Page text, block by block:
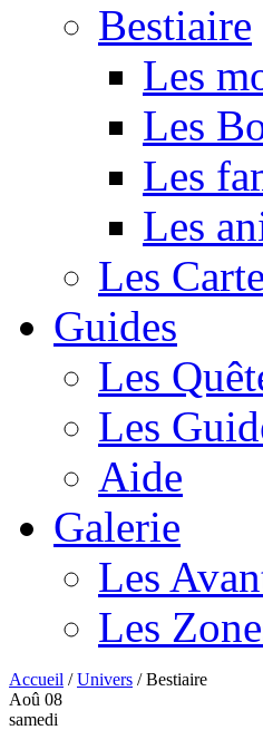
Bestiaire
Les
Les
Les
Les
Les
Guides
Les
Les
Aide
Galerie
Les
Les
Accueil /Univers /Bestiaire
Aoû 08
samedi